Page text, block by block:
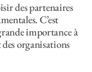
des partenaires
C’est
importance à
des organisations